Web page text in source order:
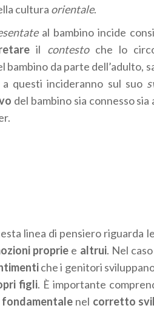
cultura orientale.
al bambino incide
il contesto che lo
bambino da parte dell’adulto,
questi incideranno sul suo
del bambino sia connesso sia
linea di pensiero riguarda le
proprie e altrui. Nel
che i genitori
figli. È importante
fondamentale nel corretto